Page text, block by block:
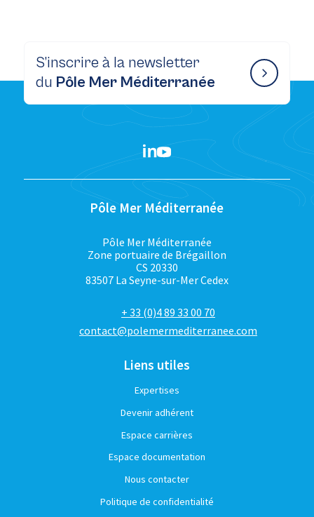
S’inscrire à la newsletter
du Pôle Mer Méditerranée
Pôle Mer Méditerranée
Pôle Mer Méditerranée
Zone portuaire de Brégaillon
CS 20330
83507 La Seyne-sur-Mer Cedex
+ 33 (0)4 89 33 00 70
contact@polemermediterranee.com
Liens utiles
Expertises
Devenir adhérent
Espace carrières
Espace documentation
Nous contacter
Politique de confidentialité